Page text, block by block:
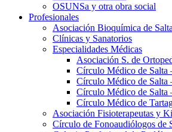
OSUNSa y otra obra social
Profesionales
Asociación Bioquímica de Salta
Clínicas y Sanatorios
Especialidades Médicas
Asociación S. de
Círculo Médico de Salta
Círculo Médico de Salta
Círculo Médico de Salta
Círculo Médico de
Asociación Fisioterapeutas y
Círculo de Fonoaudiólogos de